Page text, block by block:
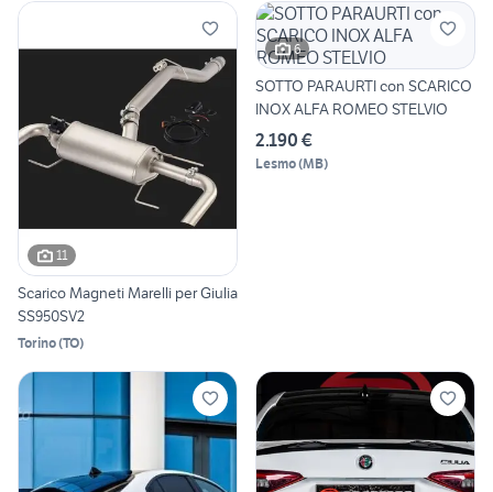
11
Scarico Magneti Marelli per Giulia
SS950SV2
Torino(TO)
6
SOTTO PARAURTI con SCARICO
INOX ALFA ROMEO STELVIO
2.190 €
Lesmo(MB)